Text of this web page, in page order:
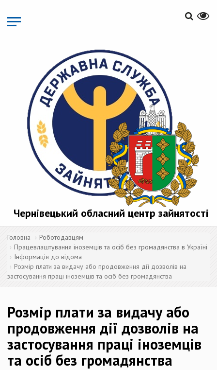
основного
матеріалу
Чернівецький обласний центр зайнятості
Головна
Роботодавцям
Працевлаштування іноземців та осіб без громадянства в Україні
Інформація до відома
Розмір плати за видачу або продовження дії дозволів на
застосування праці іноземців та осіб без громадянства
Розмір плати за видачу або
продовження дії дозволів на
застосування праці іноземців
та осіб без громадянства